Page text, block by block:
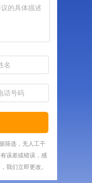
筛选，无人工干
误差或错误，感
我们立即更改。